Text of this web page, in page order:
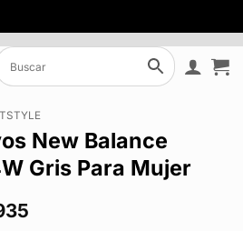
New Balance
Gris Para Mujer